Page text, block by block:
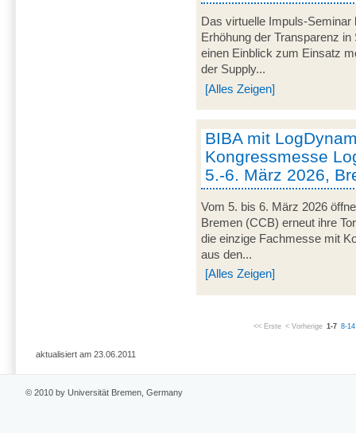
Das virtuelle Impuls-Seminar
Erhöhung der Transparenz
einen Einblick zum Einsatz
der Supply...
[Alles Zeigen]
BIBA mit
Kongressmesse
5.-6. März 2026,
Vom 5. bis 6. März 2026
Bremen (CCB) erneut ihre
die einzige Fachmesse mit
aus den...
[Alles Zeigen]
<< Erste < Vorherige 1-7 8-14
aktualisiert am 23.06.2011
© 2010 by Universität Bremen, Germany